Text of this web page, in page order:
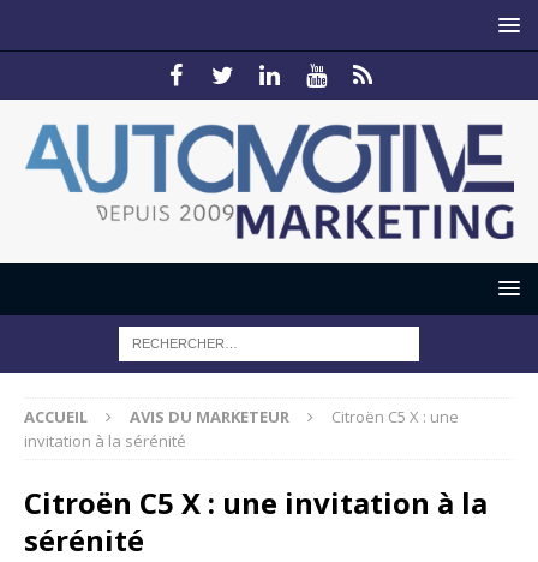
ACCUEIL AVIS DU MARKETEUR
Citroën C5 X : une
invitation à la sérénité
Citroën C5 X : une invitation à la
sérénité